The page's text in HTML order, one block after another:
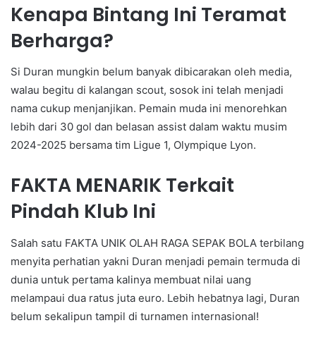
Kenapa Bintang Ini Teramat
Berharga?
Si Duran mungkin belum banyak dibicarakan oleh media,
walau begitu di kalangan scout, sosok ini telah menjadi
nama cukup menjanjikan. Pemain muda ini menorehkan
lebih dari 30 gol dan belasan assist dalam waktu musim
2024-2025 bersama tim Ligue 1, Olympique Lyon.
FAKTA MENARIK Terkait
Pindah Klub Ini
Salah satu FAKTA UNIK OLAH RAGA SEPAK BOLA terbilang
menyita perhatian yakni Duran menjadi pemain termuda di
dunia untuk pertama kalinya membuat nilai uang
melampaui dua ratus juta euro. Lebih hebatnya lagi, Duran
belum sekalipun tampil di turnamen internasional!